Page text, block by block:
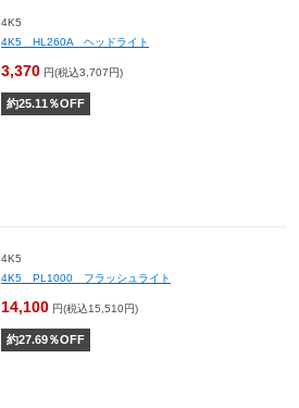
4K5
4K5 HL260A ヘッドライト
3,370 円(税込3,707円)
約25.11 ％OFF
4K5
4K5 PL1000 フラッシュライト
14,100 円(税込15,510円)
約27.69％OFF